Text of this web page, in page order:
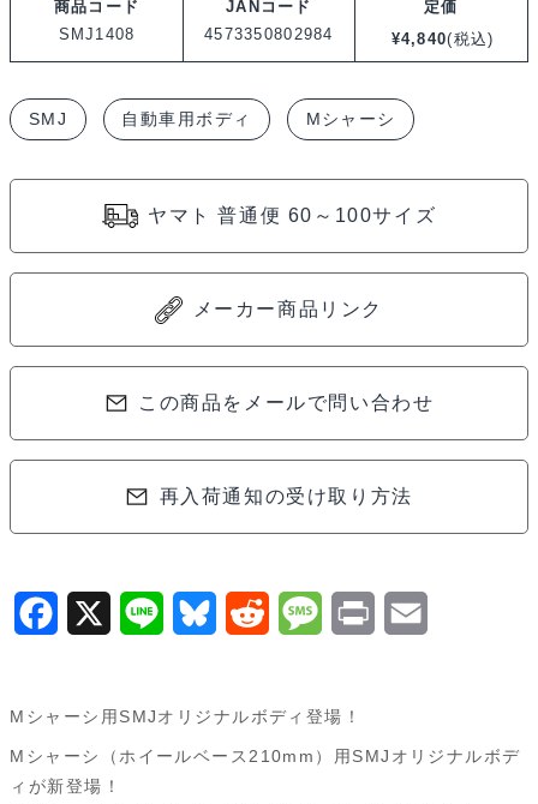
商品コード
SMJ1408
JANコード
4573350802984
定価
¥4,840(税込)
SMJ 自動車用ボディ Mシャーシ
ヤマト 普通便 60～100サイズ
メーカー商品リンク
この商品をメールで問い合わせ
再入荷通知の受け取り方法
b
X B R M P
Mシャーシ用SMJオリジナルボディ登場！
Mシャーシ（ホイールベース210mm）用SMJオリジナルボデ
ィが新登場！